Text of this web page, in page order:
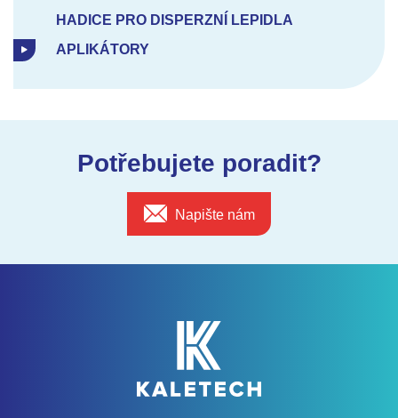
HADICE PRO DISPERZNÍ LEPIDLA
APLIKÁTORY
Potřebujete poradit?
Napište nám